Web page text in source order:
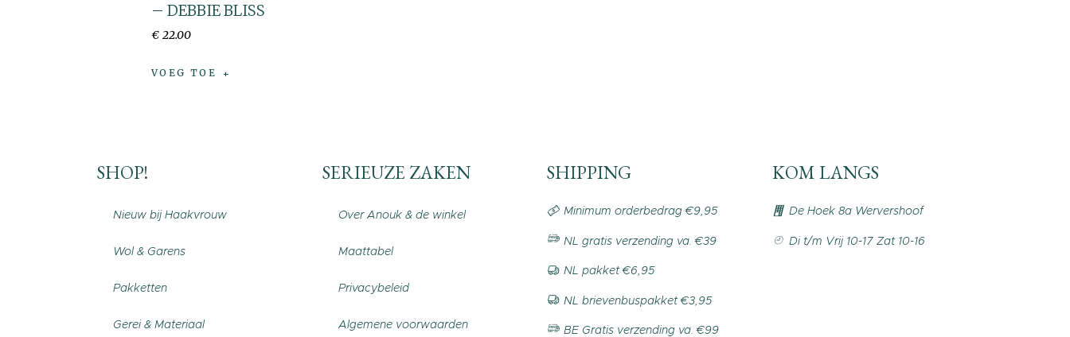
– DEBBIE BLISS
€ 22.00
VOEG TOE
SHOP!
Nieuw bij Haakvrouw
Wol & Garens
Pakketten
Gerei & Materiaal
SERIEUZE ZAKEN
Over Anouk & de winkel
Maattabel
Privacybeleid
Algemene voorwaarden
SHIPPING
Minimum orderbedrag €9,95
NL gratis verzending va. €39
NL pakket €6,95
NL brievenbuspakket €3,95
BE Gratis verzending va. €99
KOM LANGS
De Hoek 8a Wervershoof
Di t/m Vrij 10-17 Zat 10-16